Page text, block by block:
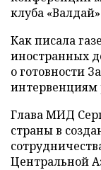
клуба
Как писала
иностранных
о готовности
интервенциям
Глава МИД
страны в
Центральной